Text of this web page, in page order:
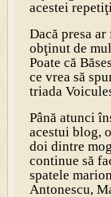
acestei
Dacă presa
obţinut de
Poate că
ce vrea să
triada
Până atunci
acestui blog,
doi dintre
continue să
spatele
Antonescu,